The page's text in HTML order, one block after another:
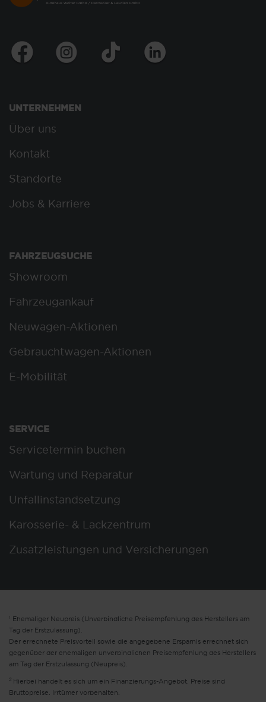
UNTERNEHMEN
Über uns
Kontakt
Standorte
Jobs & Karriere
FAHRZEUGSUCHE
Showroom
Fahrzeugankauf
Neuwagen-Aktionen
Gebrauchtwagen-Aktionen
E-Mobilität
SERVICE
Servicetermin buchen
Wartung und Reparatur
Unfallinstandsetzung
Karosserie- & Lackzentrum
Zusatzleistungen und Versicherungen
1 Ehemaliger Neupreis (Unverbindliche Preisempfehlung des Herstellers am
Tag der Erstzulassung).
Der errechnete Preisvorteil sowie die angegebene Ersparnis errechnet sich
gegenüber der ehemaligen unverbindlichen Preisempfehlung des Herstellers
am Tag der Erstzulassung (Neupreis).
2 Hierbei handelt es sich um ein Finanzierungs-Angebot. Preise sind
Bruttopreise. Irrtümer vorbehalten.